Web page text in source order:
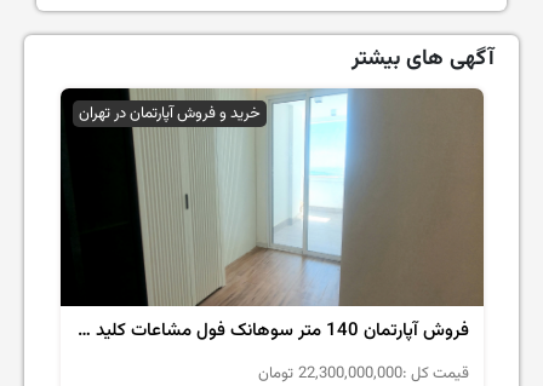
آگهی های بیشتر
خرید و فروش آپارتمان در تهران
فروش آپارتمان 140 متر سوهانک فول مشاعات کلید نخورده
قیمت کل :22,300,000,000 تومان